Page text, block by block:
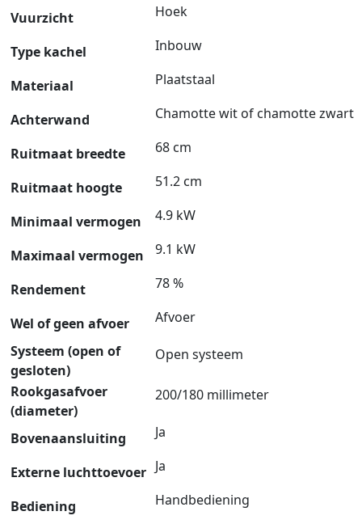
Vuurzicht Hoek
Type kachel Inbouw
Materiaal Plaatstaal
Achterwand Chamotte wit of chamotte zwart
Ruitmaat breedte 68 cm
Ruitmaat hoogte 51.2 cm
Minimaal vermogen 4.9 kW
Maximaal vermogen 9.1 kW
Rendement 78 %
Wel of geen afvoer
Afvoer
Systeem (open of
gesloten)
Open systeem
Rookgasafvoer
(diameter)
200/180 millimeter
Bovenaansluiting Ja
Externe luchttoevoer Ja
Bediening Handbediening